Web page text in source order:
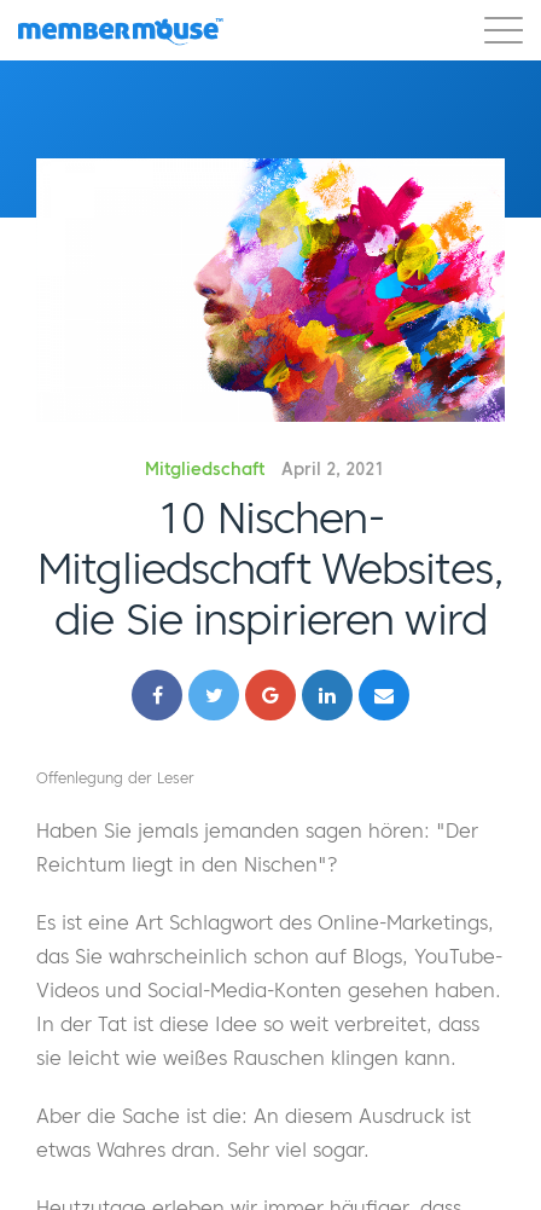
Mitgliedschaft April 2, 2021
10 Nischen-
Mitgliedschaft Websites,
die Sie inspirieren wird
Offenlegung der Leser
Haben Sie jemals jemanden sagen hören: "Der
Reichtum liegt in den Nischen"?
Es ist eine Art Schlagwort des Online-Marketings,
das Sie wahrscheinlich schon auf Blogs, YouTube-
Videos und Social-Media-Konten gesehen haben.
In der Tat ist diese Idee so weit verbreitet, dass
sie leicht wie weißes Rauschen klingen kann.
Aber die Sache ist die: An diesem Ausdruck ist
etwas Wahres dran. Sehr viel sogar.